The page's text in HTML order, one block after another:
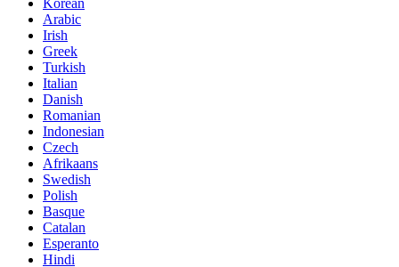
Arabic
Irish
Greek
Turkish
Italian
Danish
Romanian
Indonesian
Czech
Afrikaans
Swedish
Polish
Basque
Catalan
Esperanto
Hindi